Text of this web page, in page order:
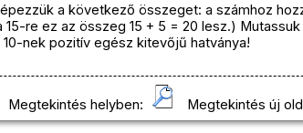
a következő összeget: a számhoz
re ez az összeg 15 + 5 = 20 lesz.)
nek pozitív egész kitevőjű hatványa!
Megtekintés helyben: Megtekintés új